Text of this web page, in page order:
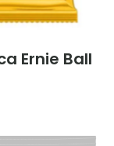
Ernie Ball